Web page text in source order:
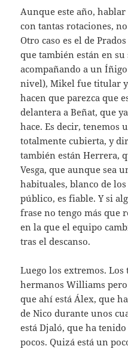
Aunque este año,
con tantas rotaciones,
Otro caso es el de
que también están en
acompañando a un
nivel), Mikel fue titular
hacen que parezca que
delantera a Beñat, que
hace. Es decir, tenemos
totalmente cubierta, y
también están Herrera,
Vesga, que aunque sea
habituales, blanco de
público, es fiable. Y si
frase no tengo más que
en la que el equipo
tras el descanso.
Luego los extremos.
hermanos Williams
que ahí está Álex, que
de Nico durante unos
está Djaló, que ha
pocos. Quizá está un